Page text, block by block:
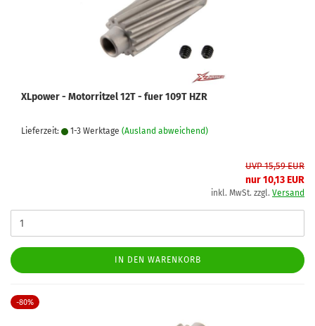
XLpower - Motorritzel 12T - fuer 109T HZR
Lieferzeit: 1-3 Werktage (Ausland abweichend)
UVP 15,59 EUR
nur 10,13 EUR
inkl. MwSt. zzgl. Versand
IN DEN WARENKORB
-80%